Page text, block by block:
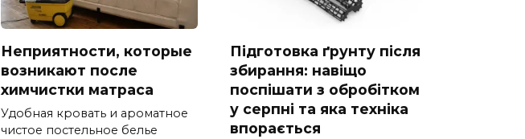
Неприятности, которые
возникают после
химчистки матраса
Удобная кровать и ароматное
чистое постельное белье
Підготовка ґрунту після
збирання: навіщо
поспішати з обробітком
у серпні та яка техніка
впорається